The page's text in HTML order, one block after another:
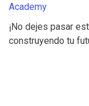
Academy
¡No dejes pasar
construyendo tu